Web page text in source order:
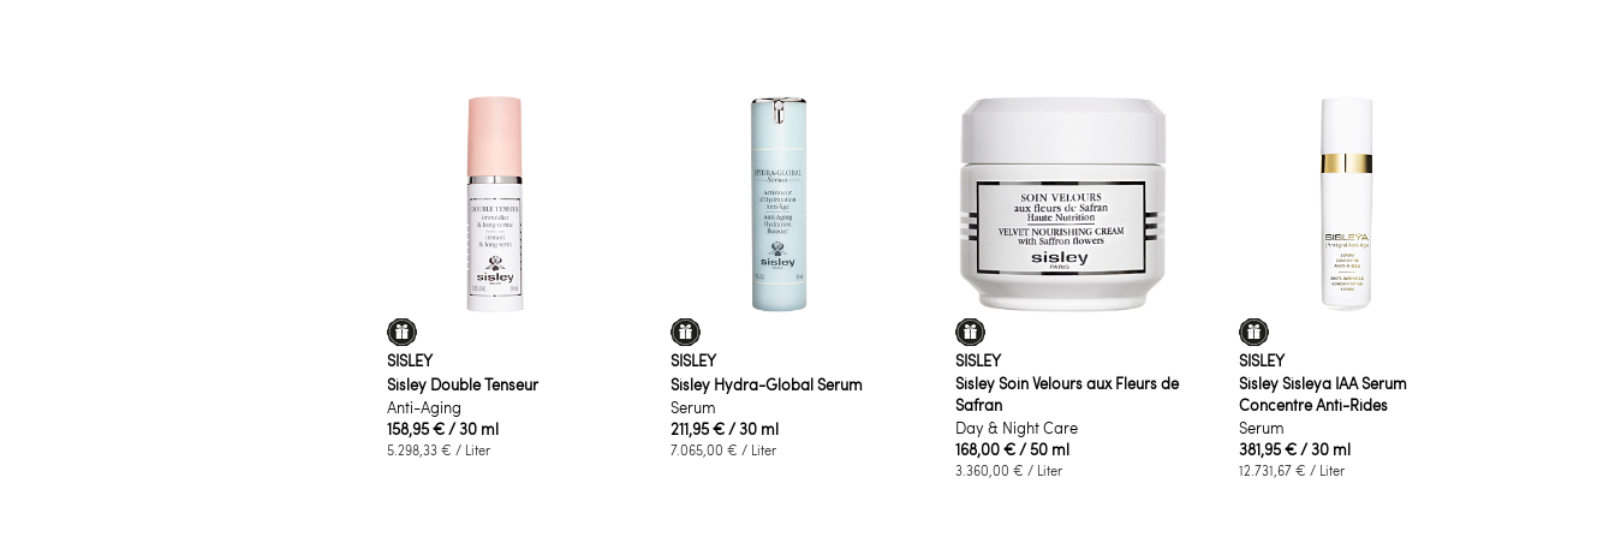
SISLEY
Sisley Double Tenseur
Anti-Aging
158,95 €/ 30 ml
5.298,33 € / Liter
SISLEY
Sisley Hydra-Global Serum
Serum
211,95 €/ 30 ml
7.065,00 € / Liter
SISLEY
Sisley Soin Velours aux Fleurs de
Safran
Day & Night Care
168,00 €/ 50 ml
3.360,00 € / Liter
SISLEY
Sisley Sisleya IAA Serum
Concentre Anti-Rides
Serum
381,95 €/ 30 ml
12.731,67 € / Liter